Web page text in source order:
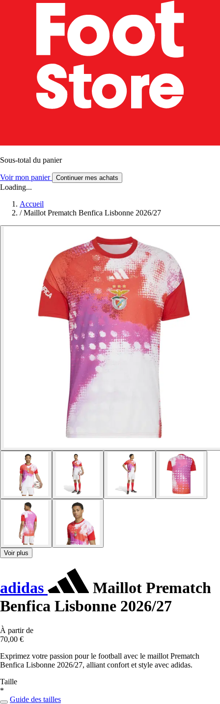
Sous-total du panier
Voir mon panier Continuer mes achats
Loading...
Accueil
/ Maillot Prematch Benfica Lisbonne 2026/27
Voir plus
adidas
Maillot Prematch
Benfica Lisbonne 2026/27
À partir de
70,00 €
Exprimez votre passion pour le football avec le maillot Prematch
Benfica Lisbonne 2026/27, alliant confort et style avec adidas.
Taille
*
Guide des tailles